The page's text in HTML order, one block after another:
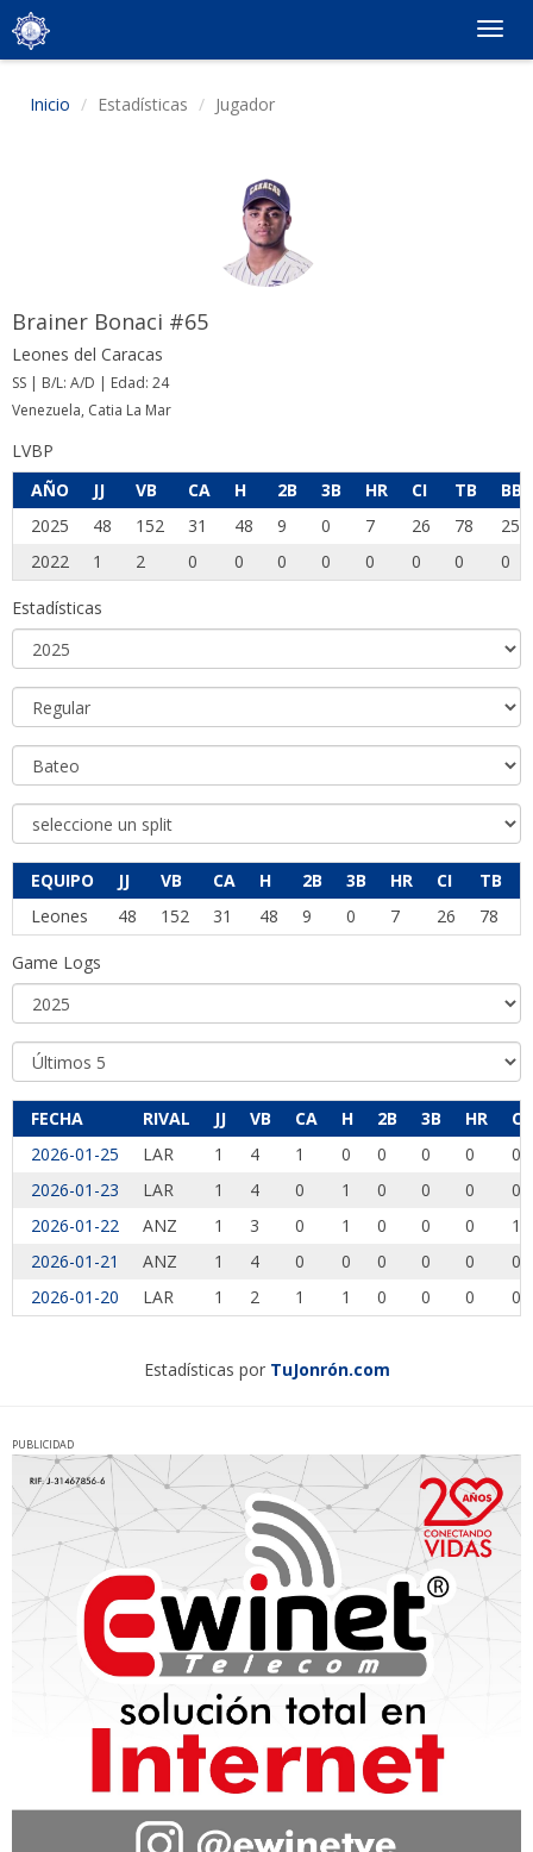
Inicio Estadísticas Jugador
Brainer Bonaci #65
Leones del Caracas
SS | B/L: A/D | Edad: 24
Venezuela, Catia La Mar
LVBP
AÑO
JJ VB CA H 2B 3B HR CI TB
BB
2025
48 152 31 48 9 0 7 26 78
25
2022
1 2 0 0 0 0 0 0 0 0
Estadísticas
EQUIPO JJ VB CA H 2B 3B HR CI TB
Leones
48 152 31 48 9 0 7 26 78
Game Logs
FECHA RIVAL JJ VB CA H 2B 3B HR
CI
2026-01-25
LAR 1 4 1 0 0 0 0
0
2026-01-23
LAR 1 4 0 1 0 0 0
0
2026-01-22
ANZ 1 3 0 1 0 0 0
1
2026-01-21
ANZ 1 4 0 0 0 0 0
0
2026-01-20
LAR 1 2 1 1 0 0 0 0
Estadísticas por TuJonrón.com
PUBLICIDAD